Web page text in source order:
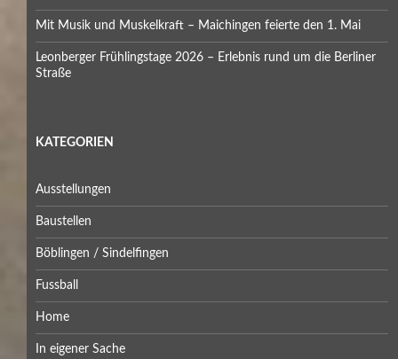
Mit Musik und Muskelkraft – Maichingen feierte den 1. Mai
Leonberger Frühlingstage 2026 – Erlebnis rund um die Berliner
Straße
KATEGORIEN
Ausstellungen
Baustellen
Böblingen / Sindelfingen
Fussball
Home
In eigener Sache